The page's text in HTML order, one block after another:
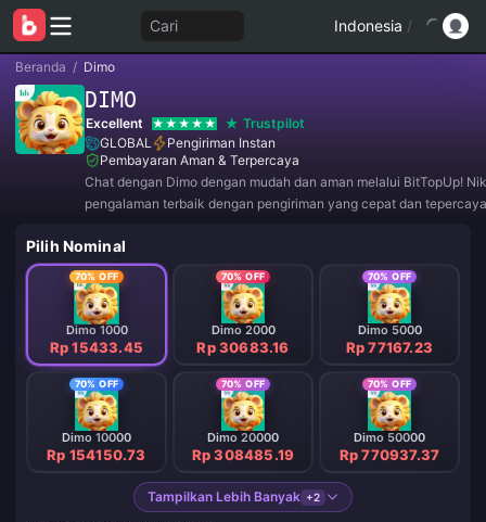
Cari Indonesia /
Beranda / Dimo
DIMO
Excellent
Trustpilot
GLOBAL
Pengiriman Instan
Pembayaran Aman & Terpercaya
Chat dengan Dimo dengan mudah dan aman melalui BitTopUp!
pengalaman terbaik dengan pengiriman yang cepat dan
menarik! ✨
Pilih Nominal
70% OFF
Dimo 1000
Rp 15433.45
70% OFF
Dimo 2000
Rp 30683.16
70% OFF
Dimo 5000
Rp 77167.23
70% OFF
Dimo 10000
Rp 154150.73
70% OFF
Dimo 20000
Rp 308485.19
70% OFF
Dimo 50000
Rp 770937.37
Tampilkan Lebih Banyak +2